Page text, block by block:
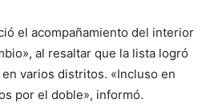
el acompañamiento del interior
al resaltar que la lista logró
varios distritos. «Incluso en
por el doble», informó.